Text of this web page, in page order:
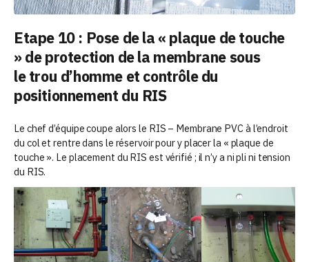
Etape 10 : Pose de la « plaque de touche
» de protection de la membrane sous
le trou d’homme et contrôle du
positionnement du RIS
Le chef d’équipe coupe alors le RIS – Membrane PVC à l’endroit
du col et rentre dans le réservoir pour y placer la « plaque de
touche ». Le placement du RIS est vérifié ; il n’y a ni pli ni tension
du RIS.